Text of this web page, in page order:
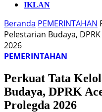
IKLAN
Beranda PEMERINTAHAN
Pelestarian Budaya,
2026
PEMERINTAHAN
Perkuat Tata
Budaya, DPRK
Prolegda 2026